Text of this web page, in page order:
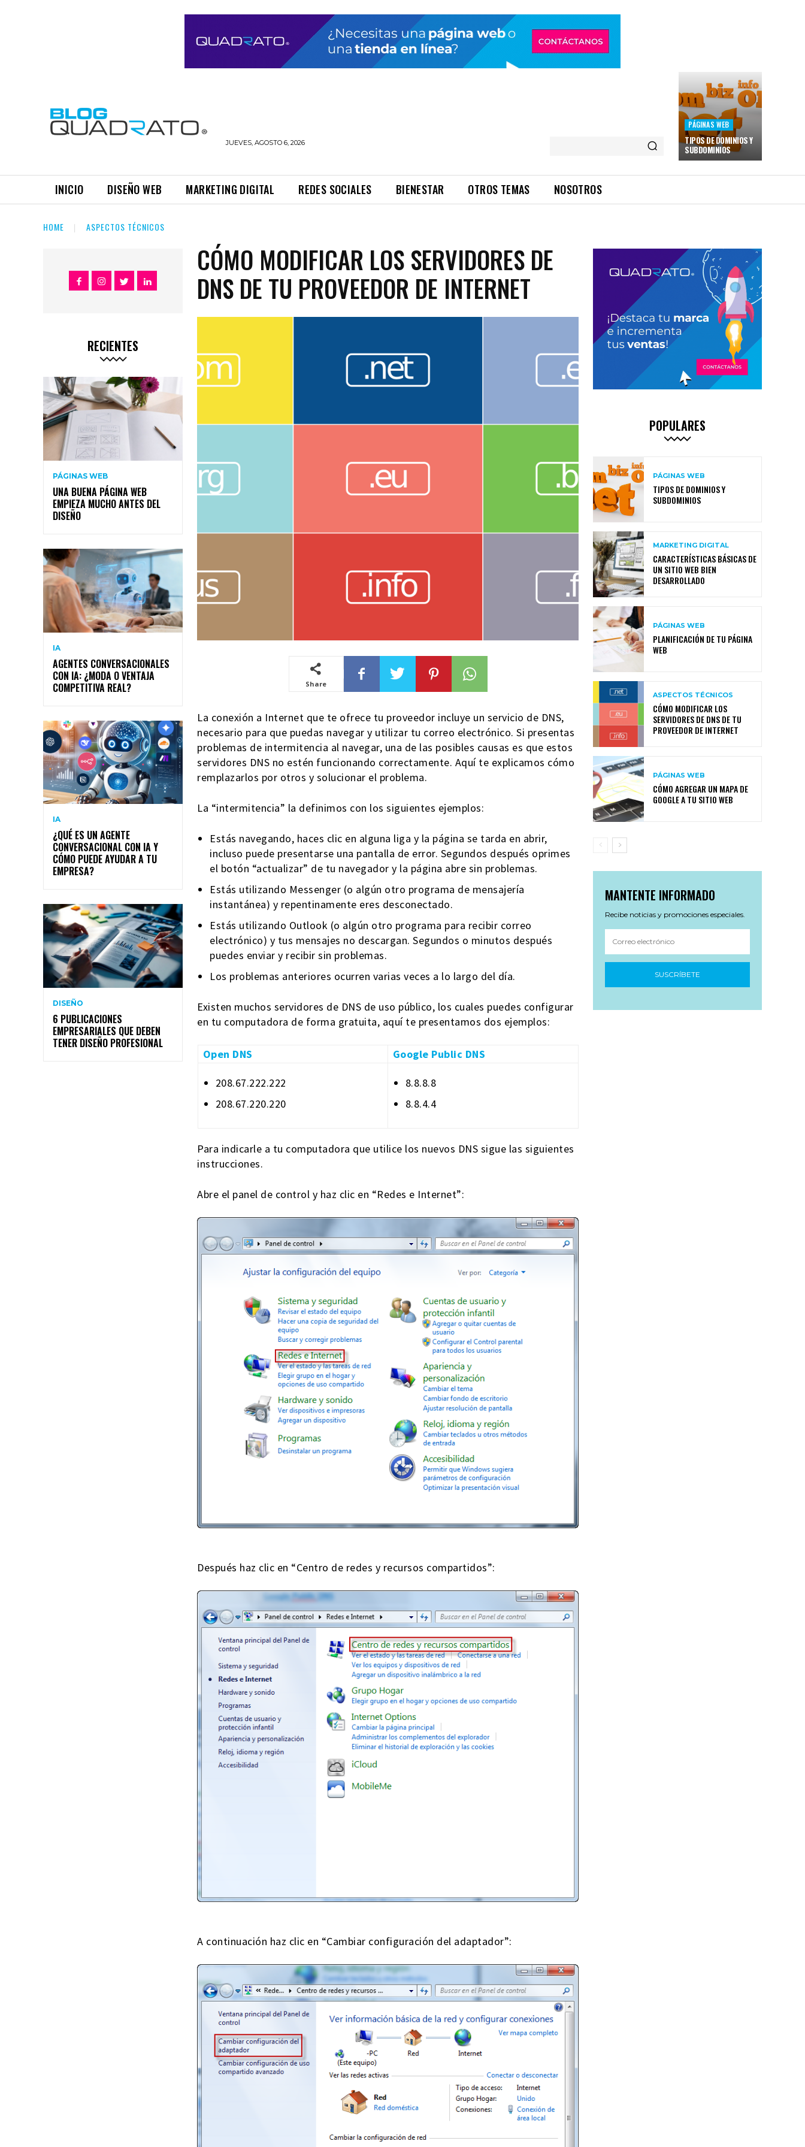
JUEVES, AGOSTO 6, 2026
PÁGINAS WEB
TIPOS DE DOMINIOS Y
SUBDOMINIOS
INICIO DISEÑO WEB MARKETING DIGITAL REDES SOCIALES BIENESTAR OTROS TEMAS NOSOTROS
HOME ASPECTOS TÉCNICOS
RECIENTES
PÁGINAS WEB
UNA BUENA PÁGINA WEB
EMPIEZA MUCHO ANTES DEL
DISEÑO
IA
AGENTES CONVERSACIONALES
CON IA: ¿MODA O VENTAJA
COMPETITIVA REAL?
IA
¿QUÉ ES UN AGENTE
CONVERSACIONAL CON IA Y
CÓMO PUEDE AYUDAR A TU
EMPRESA?
DISEÑO
6 PUBLICACIONES
EMPRESARIALES QUE DEBEN
TENER DISEÑO PROFESIONAL
CÓMO MODIFICAR LOS SERVIDORES DE
DNS DE TU PROVEEDOR DE INTERNET
Share
La conexión a Internet que te ofrece tu proveedor incluye un servicio de DNS,
necesario para que puedas navegar y utilizar tu correo electrónico. Si presentas
problemas de intermitencia al navegar, una de las posibles causas es que estos
servidores DNS no estén funcionando correctamente. Aquí te explicamos cómo
remplazarlos por otros y solucionar el problema.
La “intermitencia” la definimos con los siguientes ejemplos:
Estás navegando, haces clic en alguna liga y la página se tarda en abrir,
incluso puede presentarse una pantalla de error. Segundos después oprimes
el botón “actualizar” de tu navegador y la página abre sin problemas.
Estás utilizando Messenger (o algún otro programa de mensajería
instantánea) y repentinamente eres desconectado.
Estás utilizando Outlook (o algún otro programa para recibir correo
electrónico) y tus mensajes no descargan. Segundos o minutos después
puedes enviar y recibir sin problemas.
Los problemas anteriores ocurren varias veces a lo largo del día.
Existen muchos servidores de DNS de uso público, los cuales puedes configurar
en tu computadora de forma gratuita, aquí te presentamos dos ejemplos:
Open DNS Google Public DNS
208.67.222.222
208.67.220.220
8.8.8.8
8.8.4.4
Para indicarle a tu computadora que utilice los nuevos DNS sigue las siguientes
instrucciones.
Abre el panel de control y haz clic en “Redes e Internet”:
Después haz clic en “Centro de redes y recursos compartidos”:
A continuación haz clic en “Cambiar configuración del adaptador”:
POPULARES
PÁGINAS WEB
TIPOS DE DOMINIOS Y
SUBDOMINIOS
MARKETING DIGITAL
CARACTERÍSTICAS BÁSICAS DE
UN SITIO WEB BIEN
DESARROLLADO
PÁGINAS WEB
PLANIFICACIÓN DE TU PÁGINA
WEB
ASPECTOS TÉCNICOS
CÓMO MODIFICAR LOS
SERVIDORES DE DNS DE TU
PROVEEDOR DE INTERNET
PÁGINAS WEB
CÓMO AGREGAR UN MAPA DE
GOOGLE A TU SITIO WEB
MANTENTE INFORMADO
Recibe noticias y promociones especiales.
SUSCRÍBETE